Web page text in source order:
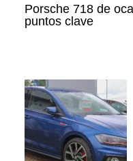
Porsche 718 de
puntos clave